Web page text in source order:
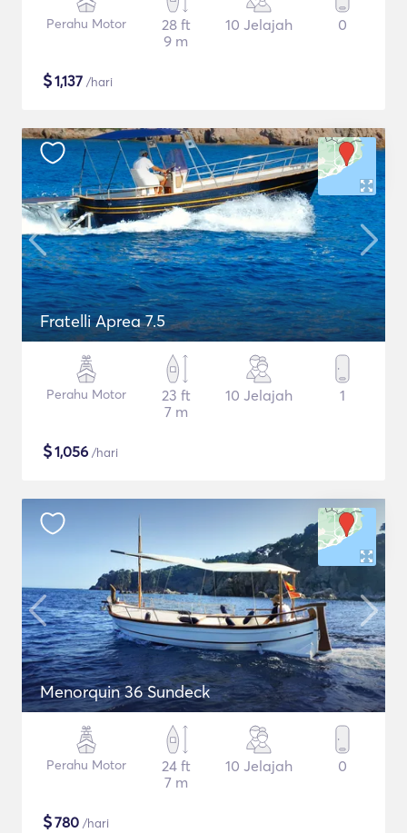
Perahu Motor
28 ft
9 m
10 Jelajah 0
$1,137 /hari
Fratelli Aprea 7.5
Perahu Motor
23 ft
7 m
10 Jelajah 1
$1,056 /hari
Menorquin 36 Sundeck
Perahu Motor
24 ft
7 m
10 Jelajah 0
$780 /hari